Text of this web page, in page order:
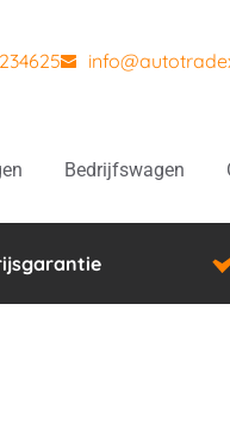
Bedrijfswagen